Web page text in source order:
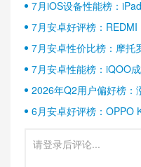
7月iOS设备性能榜：
7月安卓好评榜：
半壁江山
7月安卓性价比榜：摩托
7月安卓性能榜：iQOO
2026年Q2用户偏好榜：
6月安卓好评榜：OPPO